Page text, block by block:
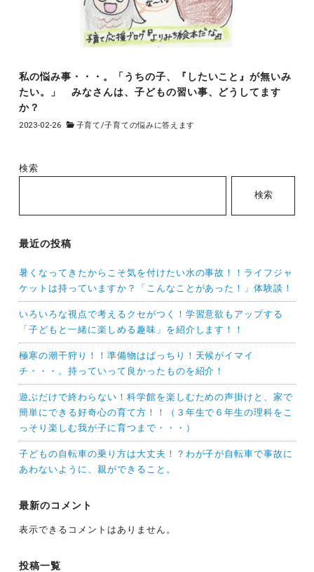
私の悩み事・・・。「うちの子、『したいこと』が無いみ
たい。」 みなさんは、子どもの習い事、どうしてます
か？
2023-02-26 子育て/子育ての悩みに答えます
検索
検索
最近の投稿
暑くなってきたからこそ気を付けたい水の事故！！ライフジャ
ケットは持っていますか？「こんなことがあった！」体験談！
いろいろな視点で考えるクセがつく！学習意欲もアップする
「子どもと一緒に楽しめる趣味」を紹介します！！
極寒の潮干狩り！！準備物はばっちり！天候がイマイ
チ・・・。持っていって良かったものを紹介！
遊ぶだけで終わらない！科学館を楽しむための声掛けと、家で
簡単にできる好奇心の育て方！！（３年生で６年生の理科をこ
っそり楽しむ我が子に育つまで・・・）
子どもの自転車の乗り方は大丈夫！？わが子が自転車で事故に
あわないように、親ができること。
最新のコメント
表示できるコメントはありません。
投稿一覧